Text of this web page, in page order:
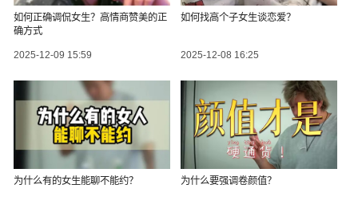
如何正确调侃女生？高情商赞美的正
确方式
2025-12-09 15:59
如何找高个子女生谈恋爱？
2025-12-08 16:25
为什么有的女生能聊不能约？ 为什么要强调卷颜值？